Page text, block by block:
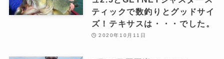
ティックで数釣りとグッドサイ
ズ！テキサスは・・・でした。
2020年10月11日